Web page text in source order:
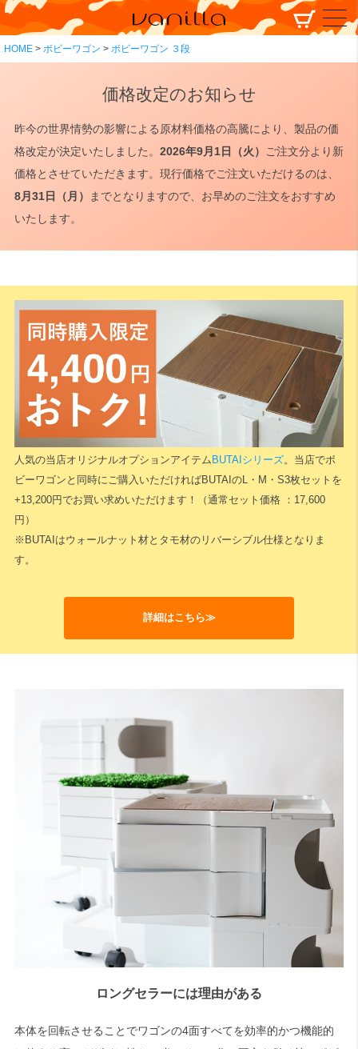
HOME ボビーワゴン ボビーワゴン ３段
検索
価格改定のお知らせ
昨今の世界情勢の影響による原材料価格の高騰により、製品の価
格改定が決定いたしました。 2026年9月1日（火）
ご注文分より新
価格とさせていただきます。現行価格でご注文いただけるのは、
8月31日（月）
までとなりますので、お早めのご注文をおすすめ
いたします。
人気の当店オリジナルオプションアイテム BUTAIシリーズ。当店でボ
ビーワゴンと同時にご購入いただければBUTAIのL・M・S3枚セットを
+13,200円でお買い求めいただけます！（通常セット価格 ：17,600
円）
※BUTAIはウォールナット材とタモ材のリバーシブル仕様となりま
す。
詳細はこちら≫
ロングセラーには理由がある
本体を回転させることでワゴンの4面すべてを効率的かつ機能的